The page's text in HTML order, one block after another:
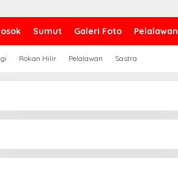
Sumut Galeri Foto Pelalawan
Rokan Hilir Pelalawan Sastra